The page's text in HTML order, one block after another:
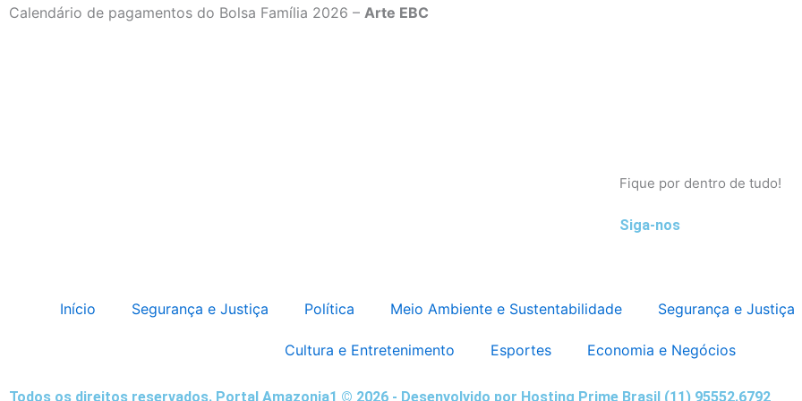
Calendário de pagamentos do Bolsa Família 2026 – Arte EBC
Fique por dentro de tudo!
Siga-nos
Início Segurança e Justiça Política Meio Ambiente e Sustentabilidade Segurança e Justiça
Cultura e Entretenimento Esportes Economia e Negócios
Todos os direitos reservados. Portal Amazonia1 © 2026 - Desenvolvido por Hosting Prime Brasil (11) 95552.6792